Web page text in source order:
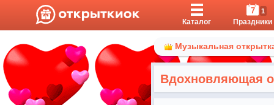
Каталог
7 1
Праздники
Музыкальная
Вдохновляющая